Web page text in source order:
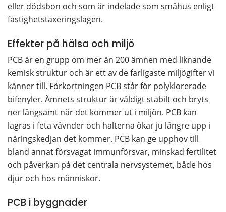
eller dödsbon och som är indelade som småhus enligt
fastighetstaxeringslagen.
Effekter på hälsa och miljö
PCB är en grupp om mer än 200 ämnen med liknande
kemisk struktur och är ett av de farligaste miljögifter vi
känner till. Förkortningen PCB står för polyklorerade
bifenyler. Ämnets struktur är väldigt stabilt och bryts
ner långsamt när det kommer ut i miljön. PCB kan
lagras i feta vävnder och halterna ökar ju längre upp i
näringskedjan det kommer. PCB kan ge upphov till
bland annat försvagat immunförsvar, minskad fertilitet
och påverkan på det centrala nervsystemet, både hos
djur och hos människor.
PCB i byggnader